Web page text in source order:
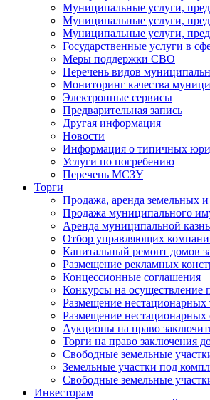
Муниципальные услуги,
Муниципальные услуги,
Муниципальные услуги,
Государственные услуги в
Меры поддержки СВО
Перечень видов
Мониторинг качества
Электронные сервисы
Предварительная запись
Другая информация
Новости
Информация о типичных
Услуги по погребению
Перечень МСЗУ
Торги
Продажа, аренда земельных и
Продажа муниципального
Аренда муниципальной
Отбор управляющих
Капитальный ремонт домов
Размещение рекламных
Концессионные соглашения
Конкурсы на
Размещение нестационарных
Размещение нестационарных
Аукционы на право
Торги на право заключения
Свободные земельные
Земельные участки под
Свободные земельные
Инвесторам